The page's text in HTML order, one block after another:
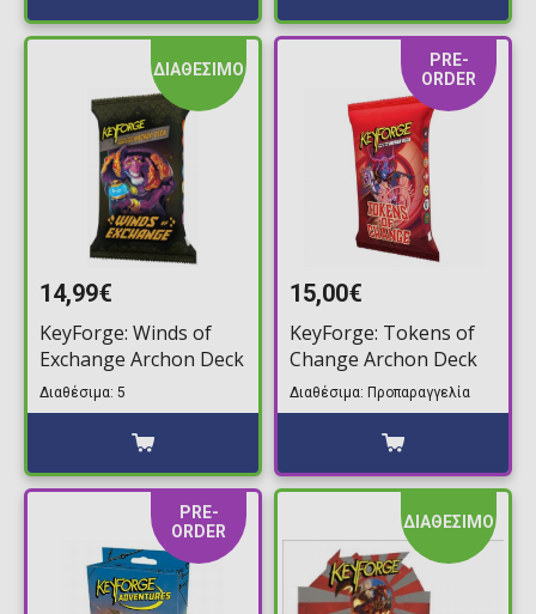
ΔΙΑΘΕΣΙΜΟ
14,99€
KeyForge: Winds of
Exchange Archon Deck
Διαθέσιμα: 5
PRE-
ORDER
15,00€
KeyForge: Tokens of
Change Archon Deck
Διαθέσιμα: Προπαραγγελία
PRE-
ORDER
ΔΙΑΘΕΣΙΜΟ